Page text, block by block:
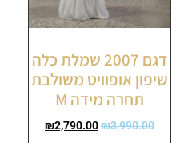
דגם 2007 שמלת כלה
שיפון אופוויט משולבת
תחרה מידה M
₪3,990.00
₪2,790.00